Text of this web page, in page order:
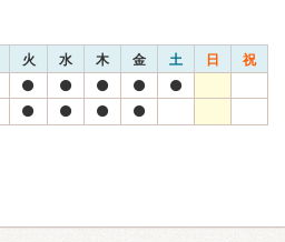
火 水 木 金 土 日 祝